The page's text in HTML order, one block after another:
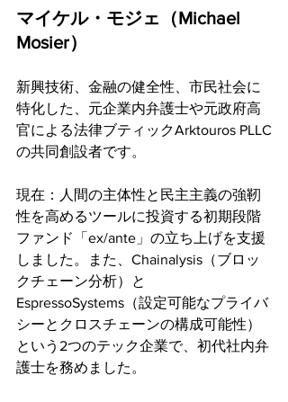
マイケル・モジェ（Michael
Mosier）
新興技術、金融の健全性、市民社会に
特化した、元企業内弁護士や元政府高
官による法律ブティックArktouros PLLC
の共同創設者です。
現在：人間の主体性と民主主義の強靭
性を高めるツールに投資する初期段階
ファンド「ex/ante」の立ち上げを支援
しました。また、Chainalysis（ブロッ
クチェーン分析）と
EspressoSystems（設定可能なプライバ
シーとクロスチェーンの構成可能性）
という2つのテック企業で、初代社内弁
護士を務めました。